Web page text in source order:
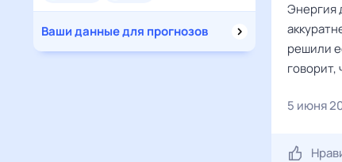
Ваши данные для прогнозов
Энергия
решили
говорит,
5 июня